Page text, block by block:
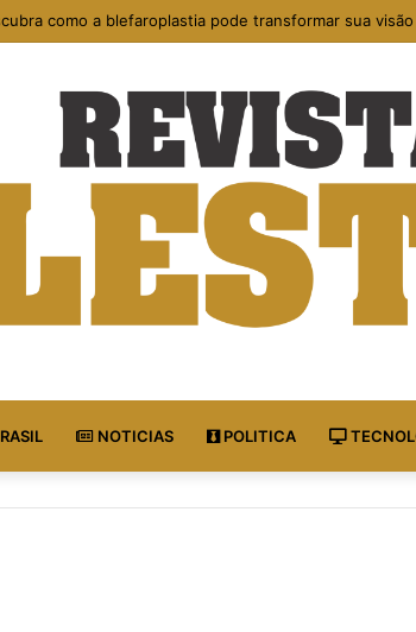
como a blefaroplastia pode transformar sua
NOTICIAS POLITICA